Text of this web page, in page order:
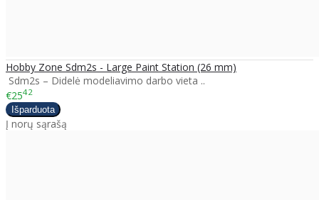
Hobby Zone Sdm2s - Large Paint Station (26 mm)
Sdm2s – Didelė modeliavimo darbo vieta ..
€2542
Į norų sąrašą